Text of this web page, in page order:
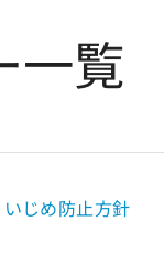
一覧
じめ防止方針